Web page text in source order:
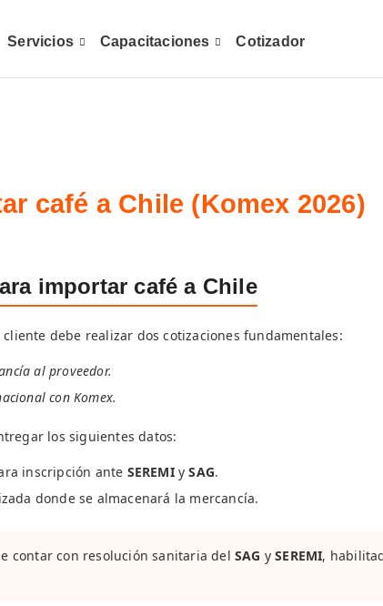
Servicios Capacitaciones Cotizador
café a Chile (Komex 2026)
importar café a Chile
debe realizar dos cotizaciones fundamentales:
al proveedor.
con Komex.
los siguientes datos:
inscripción ante SEREMIySAG.
donde se almacenará la mercancía.
contar con resolución sanitaria delSAG ySEREMI,